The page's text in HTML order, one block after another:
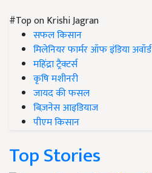
#Top on Krishi Jagran
सफल किसान
मिलेनियर फार्मर ऑफ इंडिया अवॉर्ड
महिंद्रा ट्रैक्टर्स
कृषि मशीनरी
जायद की फसल
बिज़नेस आइडियाज
पीएम किसान
Top Stories